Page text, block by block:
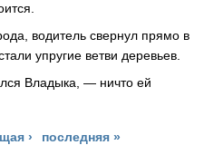
водитель свернул прямо в
упругие ветви деревьев.
Владыка, — ничто ей
› последняя »